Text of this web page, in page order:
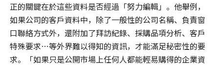
正的關鍵在於這些資料是否經過「努力編輯」。他舉例，
如果公司的客戶資料中，除了一般性的公司名稱、負責窗
口聯絡方式外，還附加了拜訪紀錄、採購品項分析、客戶
特殊要求…等外界難以得知的資訊，才能滿足秘密性的要
求。「如果只是公開市場上任何人都能輕易購得的企業資